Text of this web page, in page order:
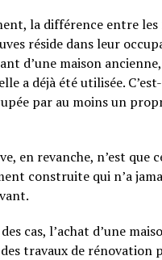
la différence entre les
réside dans leur
d’une maison
a déjà été utilisée.
par au moins un
en revanche, n’est que
construite qui n’a
cas, l’achat d’une
travaux de rénovation